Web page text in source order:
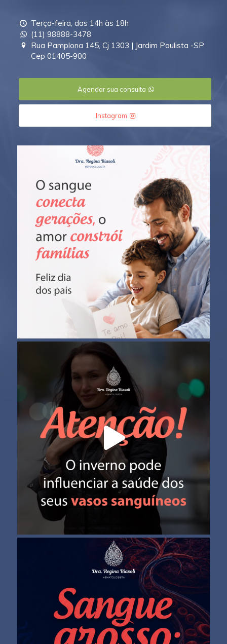
Terça-feira, das 14h às 18h
(11) 98888-3478
Rua Pamplona 145, Cj 1303 | Jardim Paulista -SP
Cep 01405-900
Agendar sua consulta
Instagram